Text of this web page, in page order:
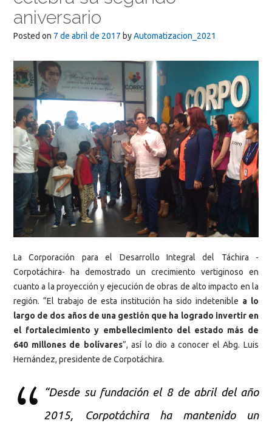
aniversario
Posted on 7 de abril de 2017 byAutomatizacion_2021
La Corporación para el Desarrollo Integral del Táchira -
Corpotáchira- ha demostrado un crecimiento vertiginoso en
cuanto a la proyección y ejecución de obras de alto impacto en la
región. “El trabajo de esta institución ha sido indetenible a lo
largo de dos años de una gestión que ha logrado invertir en
el fortalecimiento y embellecimiento del estado más de
640 millones de bolívares”, así lo dio a conocer el Abg. Luis
Hernández, presidente de Corpotáchira.
“Desde su fundación el 8 de abril del año
2015, Corpotáchira ha mantenido un